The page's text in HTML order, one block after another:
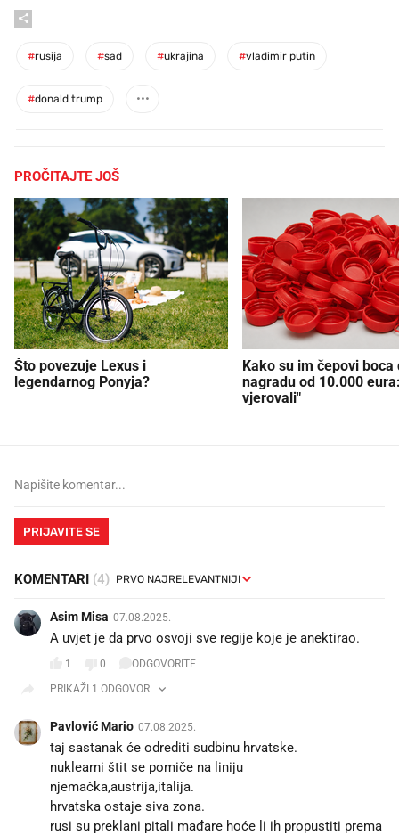
#rusija #sad #ukrajina #vladimir putin
#donald trump
PROČITAJTE JOŠ
Što povezuje Lexus i
legendarnog Ponyja?
Kako su im čepovi boca
nagradu od 10.000
vjerovali"
PRIJAVITE SE
KOMENTARI (4)
Asim Misa 07.08.2025.
A uvjet je da prvo osvoji sve regije koje je anektirao.
1 0
ODGOVORITE
PRIKAŽI 1 ODGOVOR
Pavlović Mario 07.08.2025.
taj sastanak će odrediti sudbinu hrvatske.
nuklearni štit se pomiče na liniju
njemačka,austrija,italija.
hrvatska ostaje siva zona.
rusi su preklani pitali mađare hoće li ih propustiti prema